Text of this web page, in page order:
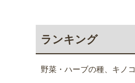
ランキング
野菜・ハーブの種、キノコ